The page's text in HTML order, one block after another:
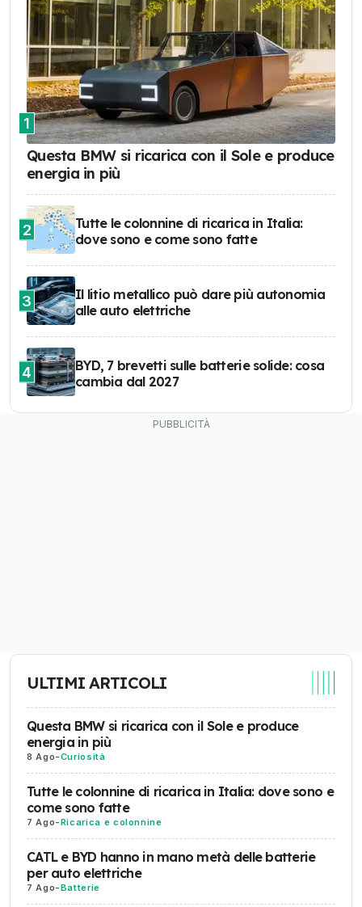
1
Questa BMW si ricarica con il Sole e produce
energia in più
2
Tutte le colonnine di ricarica in Italia:
dove sono e come sono fatte
3
Il litio metallico può dare più autonomia
alle auto elettriche
4
BYD, 7 brevetti sulle batterie solide: cosa
cambia dal 2027
ULTIMI ARTICOLI
Questa BMW si ricarica con il Sole e produce
energia in più
8 Ago-Curiosità
Tutte le colonnine di ricarica in Italia: dove sono e
come sono fatte
7 Ago-Ricarica e colonnine
CATL e BYD hanno in mano metà delle batterie
per auto elettriche
7 Ago-Batterie